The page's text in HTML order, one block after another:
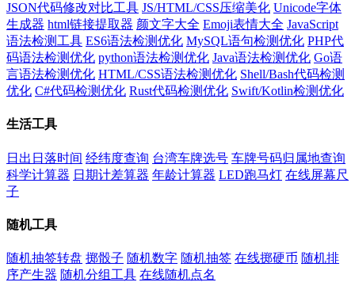
JSON代码修改对比工具 JS/HTML/CSS压缩美化 Unicode字体
生成器 html链接提取器 颜文字大全 Emoji表情大全 JavaScript
语法检测工具 ES6语法检测优化 MySQL语句检测优化 PHP代
码语法检测优化 python语法检测优化 Java语法检测优化 Go语
言语法检测优化 HTML/CSS语法检测优化 Shell/Bash代码检测
优化 C#代码检测优化 Rust代码检测优化 Swift/Kotlin检测优化
生活工具
日出日落时间 经纬度查询 台湾车牌选号 车牌号码归属地查询
科学计算器 日期计差算器 年龄计算器 LED跑马灯 在线屏幕尺
子
随机工具
随机抽签转盘 掷骰子 随机数字 随机抽签 在线掷硬币 随机排
序产生器 随机分组工具 在线随机点名